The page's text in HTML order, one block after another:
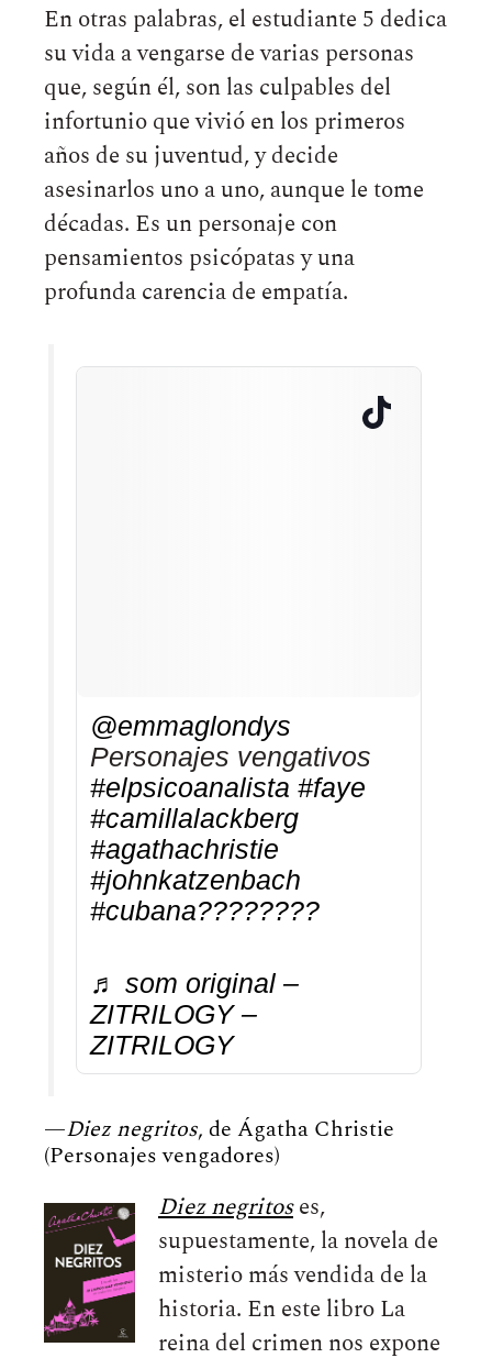
En otras palabras, el estudiante 5 dedica
su vida a vengarse de varias personas
que, según él, son las culpables del
infortunio que vivió en los primeros
años de su juventud, y decide
asesinarlos uno a uno, aunque le tome
décadas. Es un personaje con
pensamientos psicópatas y una
profunda carencia de empatía.
@emmaglondys
Personajes vengativos
#elpsicoanalista #faye
#camillalackberg
#agathachristie
#johnkatzenbach
#cubana????????
♬ som original –
ZITRILOGY –
ZITRILOGY
—Diez negritos, de Ágatha Christie
(Personajes vengadores)
Diez negritoses,
supuestamente, la novela de
misterio más vendida de la
historia. En este libro La
reina del crimen nos expone